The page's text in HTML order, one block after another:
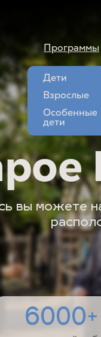
Программы
Дети
Взрослые
Особенные
дети
вы можете
6000+